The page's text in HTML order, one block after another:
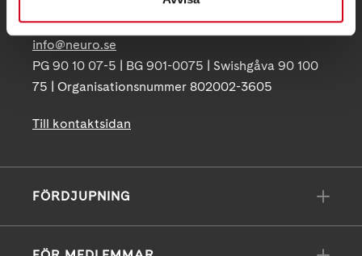
info@neuro.se
PG 90 10 07-5 | BG 901-0075 | Swishgåva 90 100
75 | Organisationsnummer 802002-3605
Till kontaktsidan
FÖRDJUPNING